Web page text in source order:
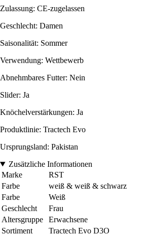
Zulassung: CE-zugelassen
Geschlecht: Damen
Saisonalität: Sommer
Verwendung: Wettbewerb
Abnehmbares Futter: Nein
Slider: Ja
Knöchelverstärkungen: Ja
Produktlinie: Tractech Evo
Ursprungsland: Pakistan
Zusätzliche Informationen
Marke
RST
Farbe
weiß & weiß & schwarz
Farbe
Weiß
Geschlecht
Frau
Altersgruppe
Erwachsene
Sortiment
Tractech Evo D3O